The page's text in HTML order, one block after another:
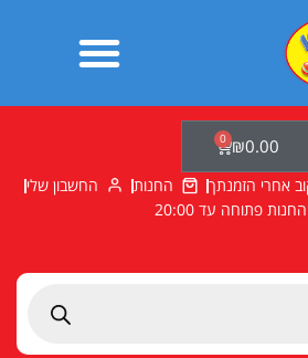
₪0.00
0
עגלת
קניות
אחרי הזמנתך החנות
החשבון שלי
החנות פתוחה עד 20:00